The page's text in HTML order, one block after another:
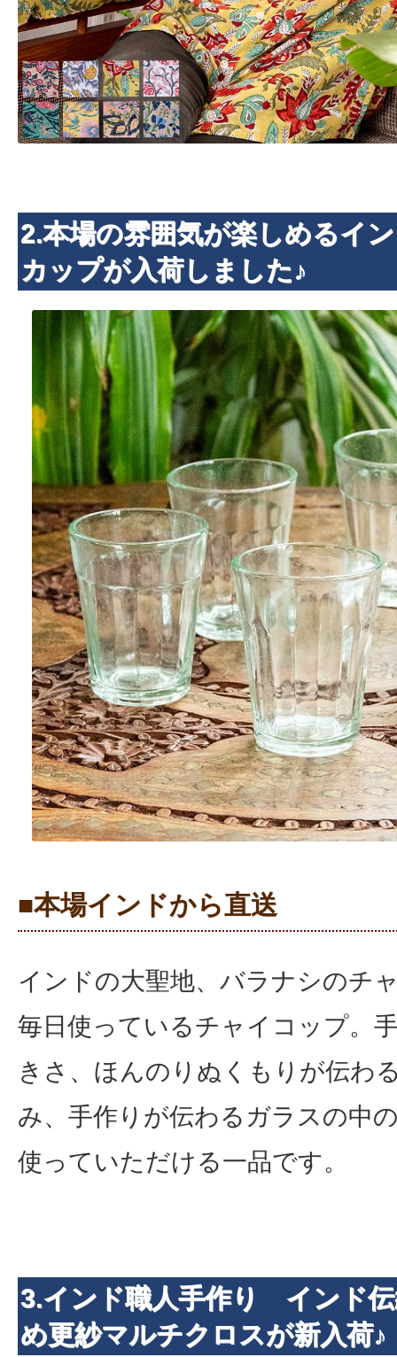
2.本場の雰囲気が楽しめるイ
カップが入荷しました♪
■本場インドから直送
インドの大聖地、バラナシのチ
毎日使っているチャイコップ。
きさ、ほんのりぬくもりが伝わ
み、手作りが伝わるガラスの中
使っていただける一品です。
3.インド職人手作り インド伝
め更紗マルチクロスが新入荷♪